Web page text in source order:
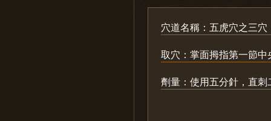
穴道名稱：五虎穴之三穴
取穴：掌面拇指第一節
劑量：使用五分針，直刺